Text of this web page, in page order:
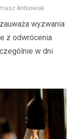
Antkowiak
wyzwania
z odwrócenia
w dni